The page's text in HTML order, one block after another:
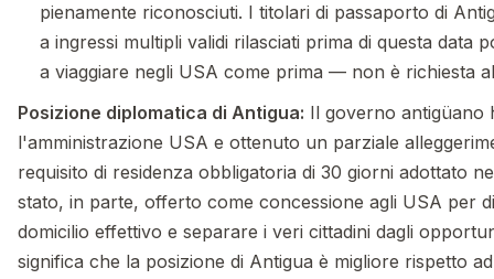
pienamente riconosciuti. I titolari di passaporto di
a ingressi multipli validi rilasciati prima di questa data
a viaggiare negli USA come prima — non è richiesta
Posizione diplomatica di Antigua: Il governo antigüano
l'amministrazione USA e ottenuto un parziale
requisito di residenza obbligatoria di 30 giorni adottato
stato, in parte, offerto come concessione agli USA per
domicilio effettivo e separare i veri cittadini dagli
significa che la posizione di Antigua è migliore rispetto